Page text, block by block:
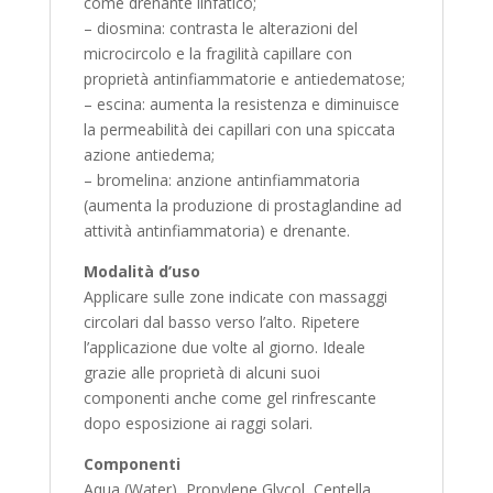
– diosmina: contrasta le alterazioni del
microcircolo e la fragilità capillare con
proprietà antinfiammatorie e antiedematose;
– escina: aumenta la resistenza e diminuisce
la permeabilità dei capillari con una spiccata
azione antiedema;
– bromelina: anzione antinfiammatoria
(aumenta la produzione di prostaglandine ad
attività antinfiammatoria) e drenante.
Modalità d’uso
Applicare sulle zone indicate con massaggi
circolari dal basso verso l’alto. Ripetere
l’applicazione due volte al giorno. Ideale
grazie alle proprietà di alcuni suoi
componenti anche come gel rinfrescante
dopo esposizione ai raggi solari.
Componenti